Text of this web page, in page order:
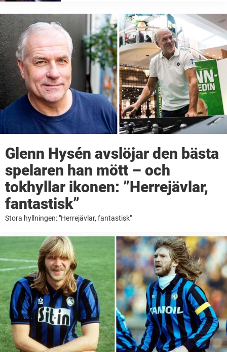
Glenn Hysén avslöjar den bästa
spelaren han mött – och
tokhyllar ikonen: ”Herrejävlar,
fantastisk”
Stora hyllningen: "Herrejävlar, fantastisk"